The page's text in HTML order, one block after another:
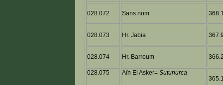
028.072 Sans nom
028.073 Hr. Jabia
028.074 Hr. Barroum
028.075 Aïn El Asker=Sutunurca